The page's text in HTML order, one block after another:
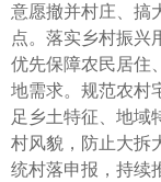
意愿撤并村庄、搞
点。落实乡村振兴
优先保障农民居住
地需求。规范农村
足乡土特征、地域
村风貌，防止大拆
统村落申报，持续